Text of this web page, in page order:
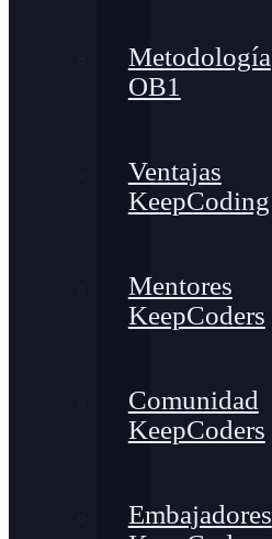
Metodología
OB1
Ventajas
KeepCoding
Mentores
KeepCoders
Comunidad
KeepCoders
Embajadores